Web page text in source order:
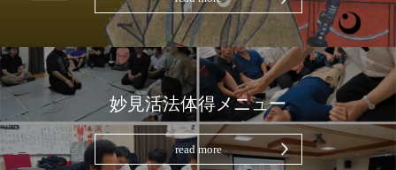
妙見活法体得メニュー
read more